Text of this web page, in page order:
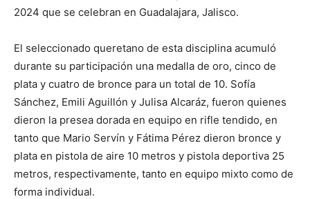
2024 que se celebran en Guadalajara, Jalisco.
El seleccionado queretano de esta disciplina acumuló
durante su participación una medalla de oro, cinco de
plata y cuatro de bronce para un total de 10. Sofía
Sánchez, Emili Aguillón y Julisa Alcaráz, fueron quienes
dieron la presea dorada en equipo en rifle tendido, en
tanto que Mario Servín y Fátima Pérez dieron bronce y
plata en pistola de aire 10 metros y pistola deportiva 25
metros, respectivamente, tanto en equipo mixto como de
forma individual.